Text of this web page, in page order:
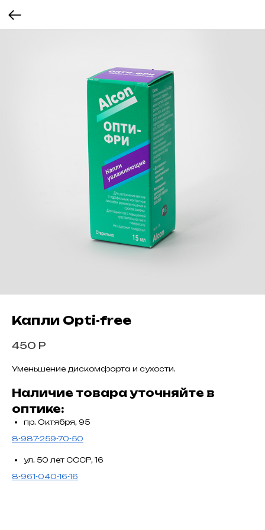
Капли Opti-free
450 Р
Уменьшение дискомфорта и сухости.
Наличие товара уточняйте в
оптике:
пр. Октября, 95
8-987-259-70-50
ул. 50 лет СССР, 16
8-961-040-16-16